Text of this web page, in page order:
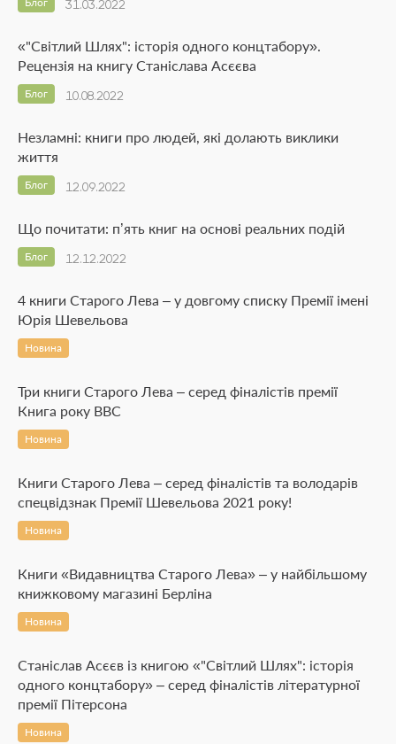
31.03.2022
«"Світлий Шлях": історія одного концтабору».
Рецензія на книгу Станіслава Асєєва
10.08.2022
Блог
Незламні: книги про людей, які долають виклики
життя
12.09.2022
Блог
Що почитати: п’ять книг на основі реальних подій
12.12.2022
Блог
4 книги Старого Лева – у довгому списку Премії імені
Юрія Шевельова
Новина
Три книги Старого Лева – серед фіналістів премії
Книга року ВВС
Новина
Книги Старого Лева – серед фіналістів та володарів
спецвідзнак Премії Шевельова 2021 року!
Новина
Книги «Видавництва Старого Лева» – у найбільшому
книжковому магазині Берліна
Новина
Станіслав Асєєв із книгою «"Світлий Шлях": історія
одного концтабору» – серед фіналістів літературної
премії Пітерсона
Новина